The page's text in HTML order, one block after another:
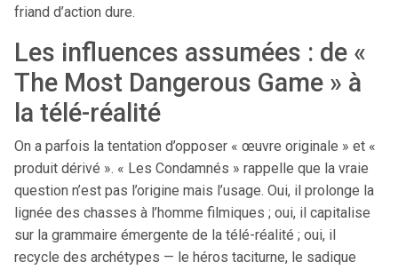
friand d’action dure.
Les influences assumées : de «
The Most Dangerous Game » à
la télé-réalité
On a parfois la tentation d’opposer « œuvre originale » et «
produit dérivé ». « Les Condamnés » rappelle que la vraie
question n’est pas l’origine mais l’usage. Oui, il prolonge la
lignée des chasses à l’homme filmiques ; oui, il capitalise
sur la grammaire émergente de la télé-réalité ; oui, il
recycle des archétypes — le héros taciturne, le sadique